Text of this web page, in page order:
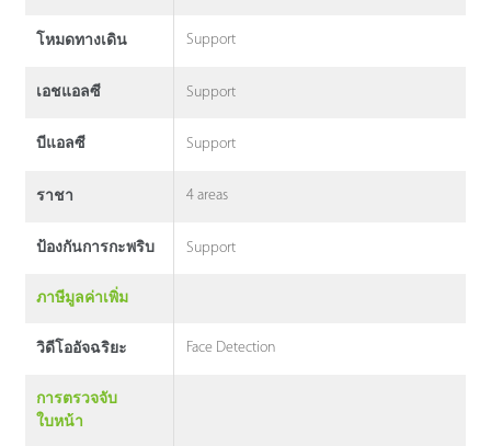
โหมดทางเดิน Support
เอชแอลซี Support
บีแอลซี Support
ราชา 4 areas
ป้องกันการกะพริบ Support
ภาษีมูลค่าเพิ่ม
วิดีโออัจฉริยะ Face Detection
การตรวจจับ
ใบหน้า